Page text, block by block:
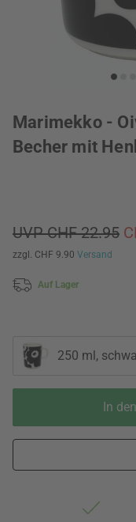
Marimekko -
Becher mit
UVP CHF 22.95
zzgl. CHF 9.90 Versand
Auf Lager
250 ml,
In